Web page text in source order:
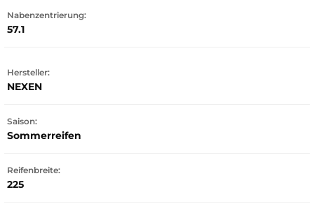
Nabenzentrierung:
57.1
Hersteller:
NEXEN
Saison:
Sommerreifen
Reifenbreite:
225